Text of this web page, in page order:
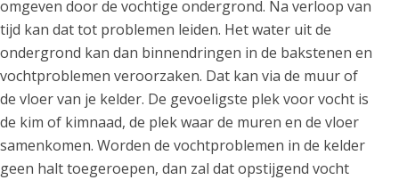
omgeven door de vochtige ondergrond. Na verloop van
tijd kan dat tot problemen leiden. Het water uit de
ondergrond kan dan binnendringen in de bakstenen en
vochtproblemen veroorzaken. Dat kan via de muur of
de vloer van je kelder. De gevoeligste plek voor vocht is
de kim of kimnaad, de plek waar de muren en de vloer
samenkomen. Worden de vochtproblemen in de kelder
geen halt toegeroepen, dan zal dat opstijgend vocht